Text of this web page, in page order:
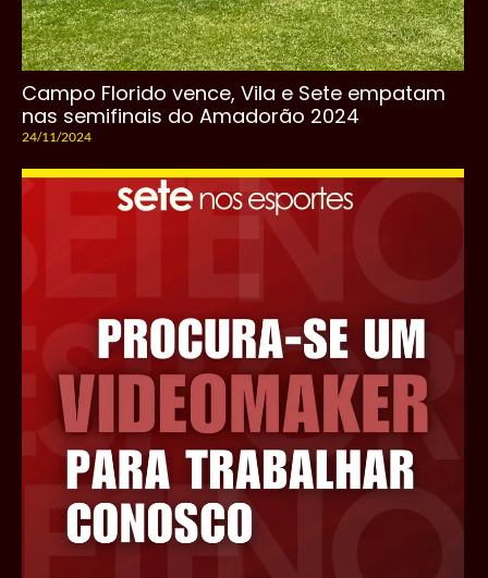
Campo Florido vence, Vila e Sete empatam
nas semifinais do Amadorão 2024
24/11/2024